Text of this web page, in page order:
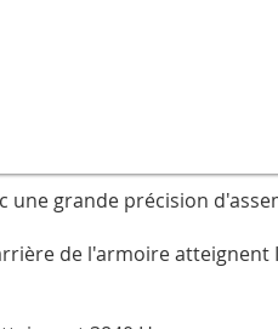
grande précision
de l'armoire atteignent